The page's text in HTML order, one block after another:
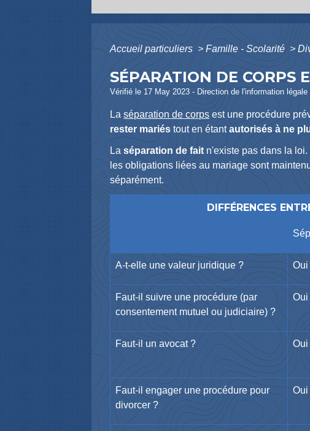
Accueil particuliers > Famille - Scolarité >
SÉPARATION DE CORPS
Vérifié le 17 May 2023 - Direction de l'information
Laséparation de corpsest une procédure
rester mariés tout en étantautorisés à ne
Laséparation de fait n'existe pas dans la
les obligations liées au mariage sont
séparément.
DIFFÉRENCES
A-t-elle une valeur juridique ? Oui
Faut-il suivre une procédure (par
consentement mutuel ou judiciaire) ?
Oui
Faut-il un avocat ? Oui
Faut-il engager une procédure pour
divorcer ?
Oui